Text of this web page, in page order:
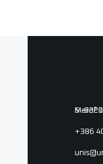
Marof
SI-
+386